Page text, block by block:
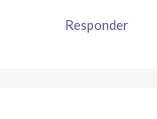
Responder